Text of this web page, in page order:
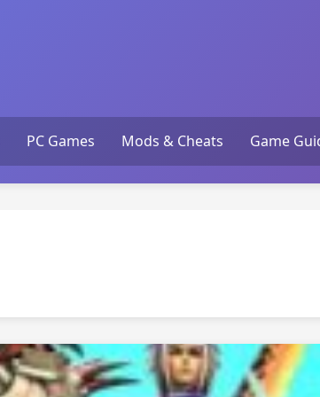
PC Games Mods & Cheats Game